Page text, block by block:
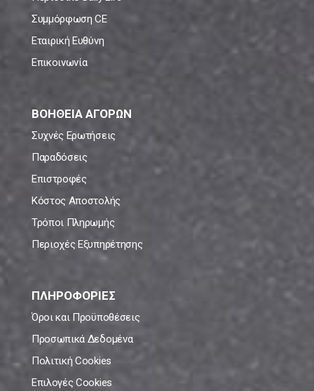
Συμμόρφωση CE
Εταιρική Ευθύνη
Επικοινωνία
ΒΟΗΘΕΙΑ ΑΓΟΡΩΝ
Συχνές Ερωτήσεις
Παραδόσεις
Επιστροφές
Κόστος Αποστολής
Τρόποι Πληρωμής
Περιοχές Εξυπηρέτησης
ΠΛΗΡΟΦΟΡΙΕΣ
Όροι και Προϋποθέσεις
Προσωπικά Δεδομένα
Πολιτική Cookies
Επιλογές Cookies